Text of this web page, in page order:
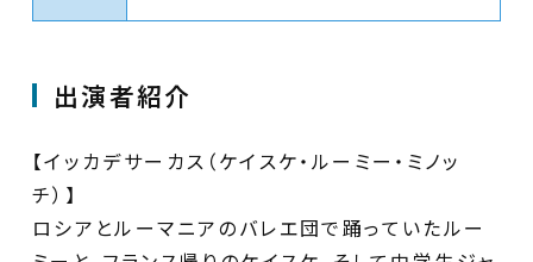
出演者紹介
【イッカデサーカス（ケイスケ・ルーミー・ミノッ
チ）】
ロシアとルーマニアのバレエ団で踊っていたルー